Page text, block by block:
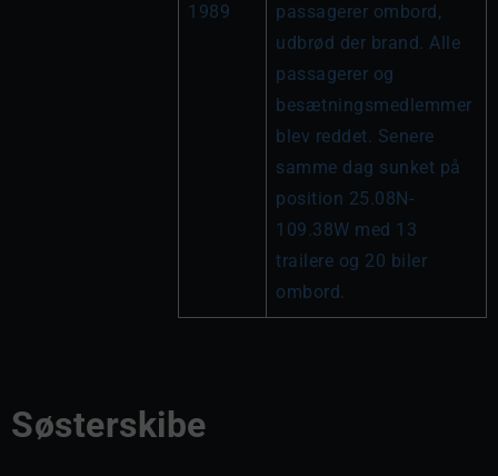
1989
passagerer ombord,
udbrød der brand. Alle
passagerer og
besætningsmedlemmer
blev reddet. Senere
samme dag sunket på
position 25.08N-
109.38W med 13
trailere og 20 biler
ombord.
Søsterskibe